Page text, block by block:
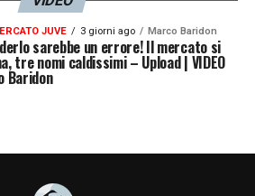
JUVE 3 giorni ago Marco Baridon
sarebbe un errore! Il mercato si
tre nomi caldissimi – Upload | VIDEO
Baridon